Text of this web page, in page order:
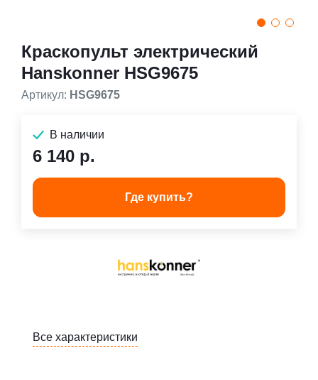
Краскопульт электрический
Hanskonner HSG9675
Артикул: HSG9675
В наличии
6 140 р.
Где купить?
Все характеристики